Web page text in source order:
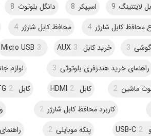
لایتنینگ 9 اسپیکر 8 دانگل بلوتوث 8
محافظ کابل شارژر 4 محافظ کابل شارژر 4
گوشی 3 خرید کابل AUX 3
Micro USB 3
راهنمای خرید هندزفری بلوتوثی 3 لوازم
ماشین 2 کابل HDMI 2 کابل OTG 2
کاربرد محافظ کابل شارژر 2
2 پنکه موبایلی 2